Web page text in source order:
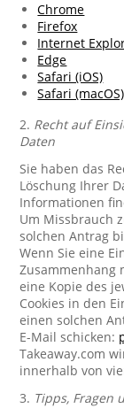
Chrome
Firefox
Internet
Edge
Safari (iOS)
Safari (macOS)
2. Recht auf
Daten
Sie haben das
Löschung Ihrer
Informationen
Um Missbrauch
solchen Antrag
Wenn Sie eine
Zusammenhang
eine Kopie des
Cookies in den
einen solchen
E-Mail schicken:
Takeaway.com
innerhalb von
3. Tipps, Fragen